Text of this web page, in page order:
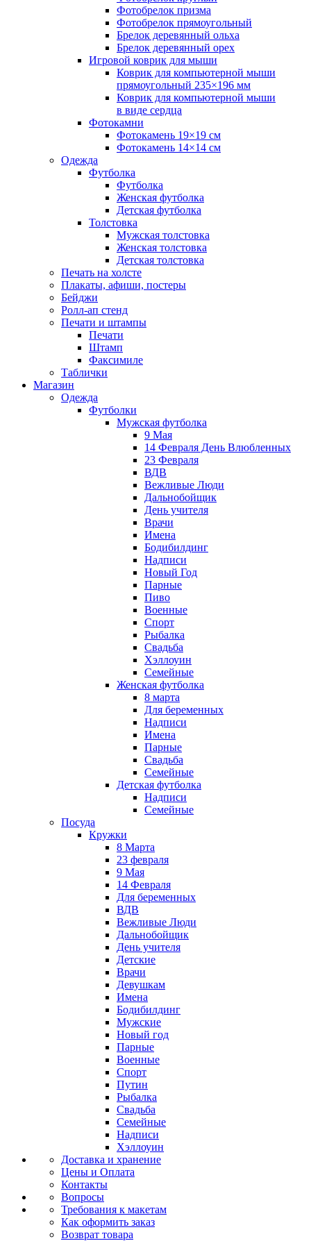
Фотобрелок призма
Фотобрелок прямоугольный
Брелок деревянный ольха
Брелок деревянный орех
Игровой коврик для мыши
Коврик для компьютерной мыши
прямоугольный 235×196 мм
Коврик для компьютерной мыши
в виде сердца
Фотокамни
Фотокамень 19×19 см
Фотокамень 14×14 см
Одежда
Футболка
Футболка
Женская футболка
Детская футболка
Толстовка
Мужская толстовка
Женская толстовка
Детская толстовка
Печать на холсте
Плакаты, афиши, постеры
Бейджи
Ролл-ап стенд
Печати и штампы
Печати
Штамп
Факсимиле
Таблички
Магазин
Одежда
Футболки
Мужская футболка
9 Мая
14 Февраля День Влюбленных
23 Февраля
ВДВ
Вежливые Люди
Дальнобойщик
День учителя
Врачи
Имена
Бодибилдинг
Надписи
Новый Год
Парные
Пиво
Военные
Спорт
Рыбалка
Свадьба
Хэллоуин
Семейные
Женская футболка
8 марта
Для беременных
Надписи
Имена
Парные
Свадьба
Семейные
Детская футболка
Надписи
Семейные
Посуда
Кружки
8 Марта
23 февраля
9 Мая
14 Февраля
Для беременных
ВДВ
Вежливые Люди
Дальнобойщик
День учителя
Детские
Врачи
Девушкам
Имена
Бодибилдинг
Мужские
Новый год
Парные
Военные
Спорт
Путин
Рыбалка
Свадьба
Семейные
Надписи
Хэллоуин
Доставка и хранение
Цены и Оплата
Контакты
Вопросы
Требования к макетам
Как оформить заказ
Возврат товара